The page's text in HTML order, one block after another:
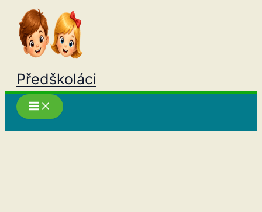
Přeskočit
obsah
Předškoláci